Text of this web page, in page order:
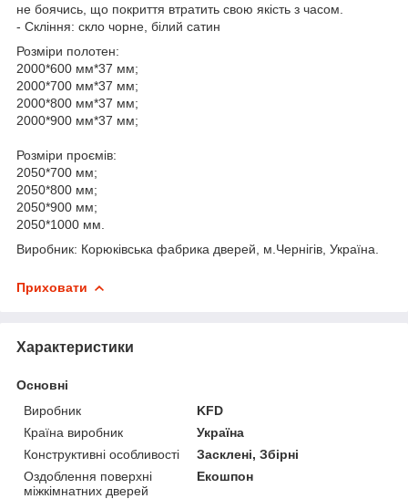
не боячись, що покриття втратить свою якість з часом.
- Скління: скло чорне, білий сатин
Розміри полотен:
2000*600 мм*37 мм;
2000*700 мм*37 мм;
2000*800 мм*37 мм;
2000*900 мм*37 мм;
Розміри проємів:
2050*700 мм;
2050*800 мм;
2050*900 мм;
2050*1000 мм.
Виробник: Корюківська фабрика дверей, м.Чернігів, Україна.
Приховати
Характеристики
Основні
Виробник
KFD
Країна виробник
Україна
Конструктивні особливості
Засклені, Збірні
Оздоблення поверхні
міжкімнатних дверей
Екошпон